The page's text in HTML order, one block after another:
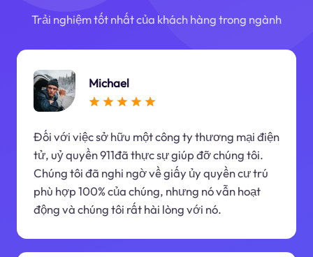
Trải nghiệm tốt nhất của khách hàng trong ngành
Michael
Đối với việc sở hữu một công ty thương mại điện
tử, uỷ quyền 911đã thực sự giúp đỡ chúng tôi.
Chúng tôi đã nghi ngờ về giấy ủy quyền cư trú
phù hợp 100% của chúng, nhưng nó vẫn hoạt
động và chúng tôi rất hài lòng với nó.